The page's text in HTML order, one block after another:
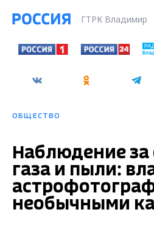
ГТРК Владимир
ОБЩЕСТВО
Наблюдение
газа и пыли:
необычными